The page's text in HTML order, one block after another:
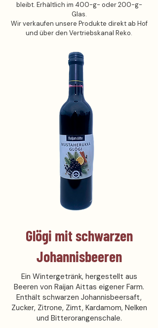
bleibt. Erhältlich im 400-g- oder 200-g-
Glas.
Wir verkaufen unsere Produkte direkt ab Hof
und über den Vertriebskanal Reko.
Glögi mit schwarzen
Johannisbeeren
Ein Wintergetränk, hergestellt aus
Beeren von Raijan Aittas eigener Farm.
Enthält schwarzen Johannisbeersaft,
Zucker, Zitrone, Zimt, Kardamom, Nelken
und Bitterorangenschale.